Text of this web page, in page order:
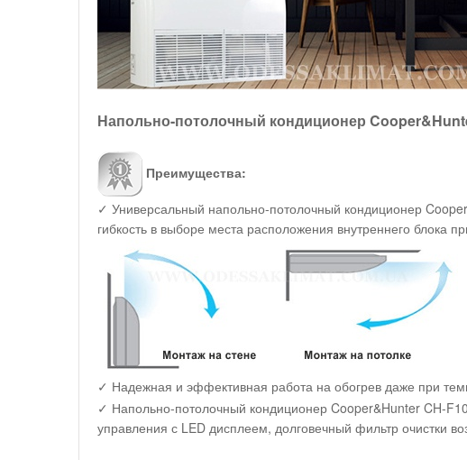
Напольно-потолочный кондиционер
Преимущества:
✓ Универсальный напольно-потолочный кондиционер
гибкость в выборе места расположения внутреннего блока
✓ Надежная и эффективная работа на обогрев даже при
✓ Напольно-потолочный кондиционер Cooper&Hunter CH-
управления с LED дисплеем, долговечный фильтр очистки